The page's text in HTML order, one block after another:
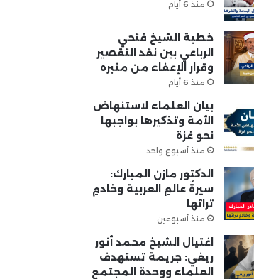
منذ 6 أيام
خطبة الشيخ فتحي
الرباعي بين نقد التقصير
وقرار الإعفاء من منبره
منذ 6 أيام
بيان العلماء لاستنهاض
الأمة وتذكيرها بواجبها
نحو غزة
منذ أسبوع واحد
الدكتور مازن المبارك:
سيرةُ عالمِ العربية وخادمِ
تراثها
منذ أسبوعين
اغتيال الشيخ محمد أنور
ريغي: جريمة تستهدف
العلماء ووحدة المجتمع